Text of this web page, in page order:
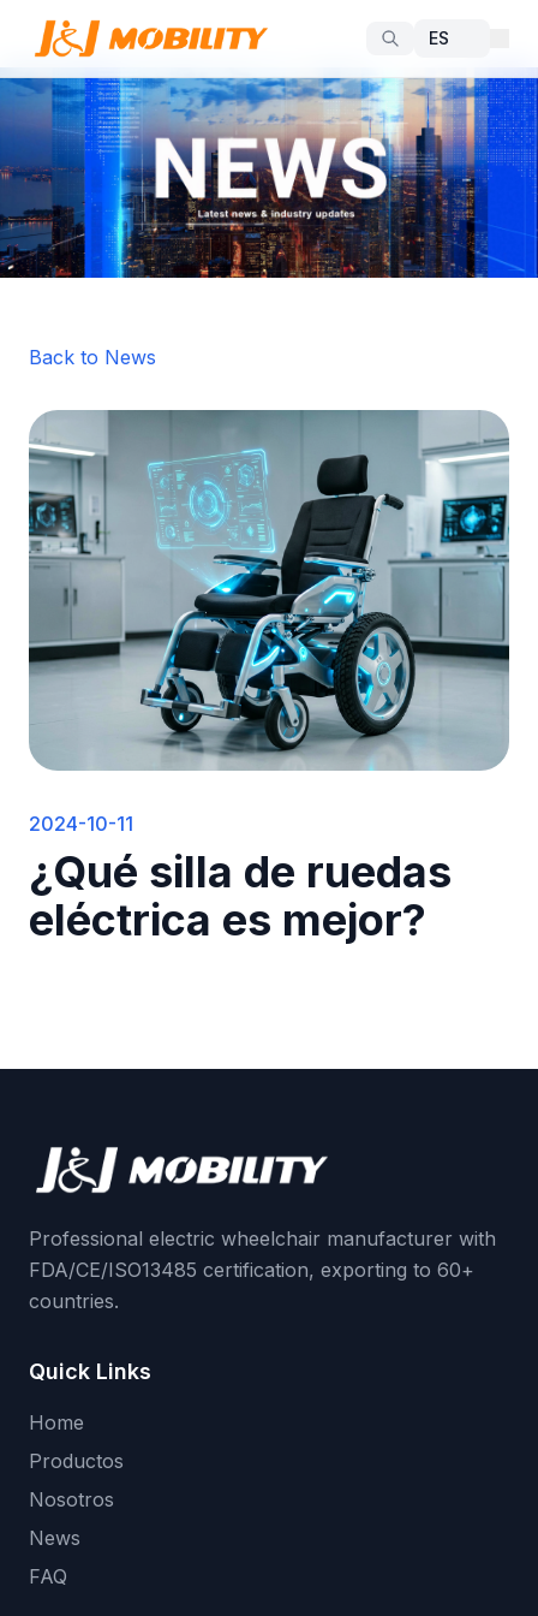
Back to News
2024-10-11
¿Qué silla de ruedas
eléctrica es mejor?
Professional electric wheelchair manufacturer with
FDA/CE/ISO13485 certification, exporting to 60+
countries.
Quick Links
Home
Productos
Nosotros
News
FAQ